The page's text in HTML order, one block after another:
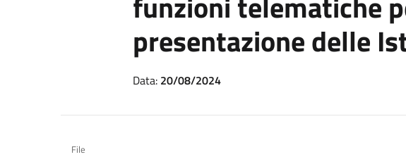
presentazione delle
Data: 20/08/2024
File